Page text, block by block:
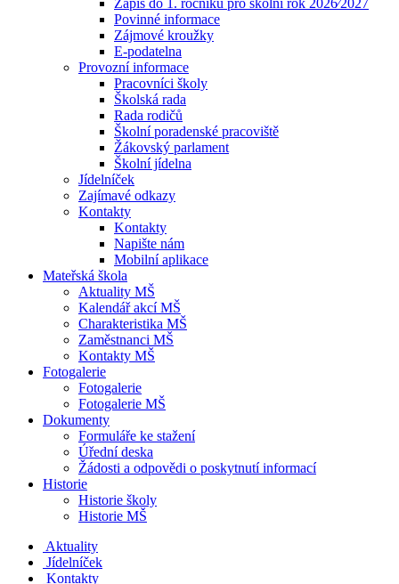
Zápis do 1. ročníku pro školní rok 2026⁄2027
Povinné informace
Zájmové kroužky
E-podatelna
Provozní informace
Pracovníci školy
Školská rada
Rada rodičů
Školní poradenské pracoviště
Žákovský parlament
Školní jídelna
Jídelníček
Zajímavé odkazy
Kontakty
Kontakty
Napište nám
Mobilní aplikace
Mateřská škola
Aktuality MŠ
Kalendář akcí MŠ
Charakteristika MŠ
Zaměstnanci MŠ
Kontakty MŠ
Fotogalerie
Fotogalerie
Fotogalerie MŠ
Dokumenty
Formuláře ke stažení
Úřední deska
Žádosti a odpovědi o poskytnutí informací
Historie
Historie školy
Historie MŠ
Aktuality
Jídelníček
Kontakty